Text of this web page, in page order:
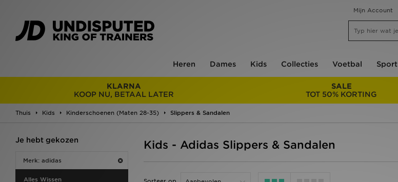
Mijn Account
Heren Dames Kids Collecties Voetbal Sport
KLARNA
KOOP NU, BETAAL LATER
SALE
TOT 50% KORTING
Thuis Kids Kinderschoenen (Maten 28-35) Slippers & Sandalen
Je hebt gekozen
Merk: adidas
Alles Wissen
Kids - Adidas Slippers & Sandalen